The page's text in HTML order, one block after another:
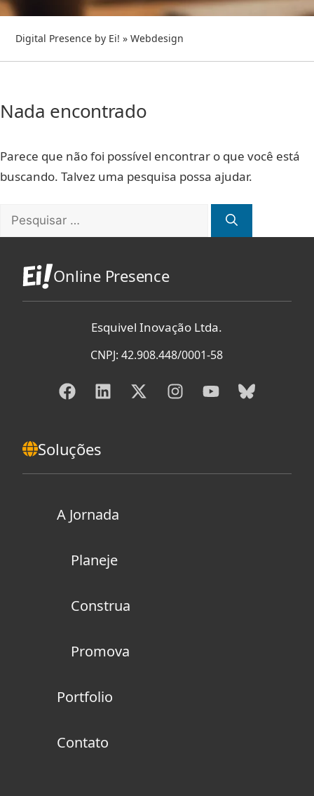
Digital Presence by Ei! »Webdesign
Nada encontrado
Parece que não foi possível encontrar o que você está
buscando. Talvez uma pesquisa possa ajudar.
Pesquisar
por:
Online Presence
Esquivel Inovação Ltda.
CNPJ: 42.908.448/0001-58
Soluções
A Jornada
Planeje
Construa
Promova
Portfolio
Contato